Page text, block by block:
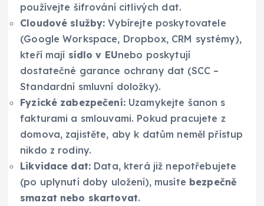
používejte šifrování citlivých dat.
Cloudové služby: Vybírejte poskytovatele
(Google Workspace, Dropbox, CRM systémy),
kteří mají sídlo v EUnebo poskytují
dostatečné garance ochrany dat (SCC –
Standardní smluvní doložky).
Fyzické zabezpečení:Uzamykejte šanon s
fakturami a smlouvami. Pokud pracujete z
domova, zajistěte, aby k datům neměl přístup
nikdo z rodiny.
Likvidace dat: Data, která již nepotřebujete
(po uplynutí doby uložení), musíte bezpečně
smazat nebo skartovat.